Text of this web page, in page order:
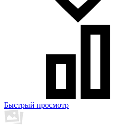
Быстрый просмотр